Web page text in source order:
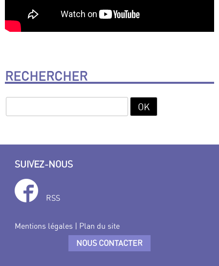
RECHERCHER
SUIVEZ-NOUS
RSS
Mentions légales | Plan du site
NOUS CONTACTER